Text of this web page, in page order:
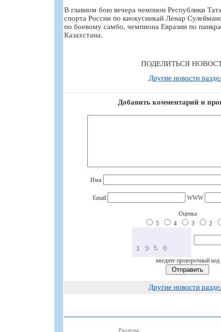
В главном бою вечера чемпион Республики
спорта России по киокусинкай Ленар
по боевому самбо, чемпиона Евразии по
Казахстана.
ПОДЕЛИТЬСЯ
Другие новости
Добавить комментарий и
Имя
Email WWW
Оценка
5
4 3 2
введите проверочный код
Другие новости
Разделы